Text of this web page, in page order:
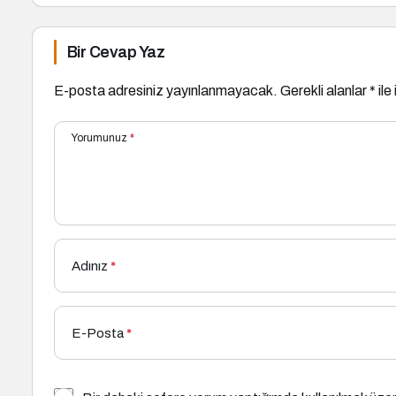
Bir Cevap Yaz
E-posta adresiniz yayınlanmayacak. Gerekli alanlar* ile
Yorumunuz *
Adınız *
E-Posta*